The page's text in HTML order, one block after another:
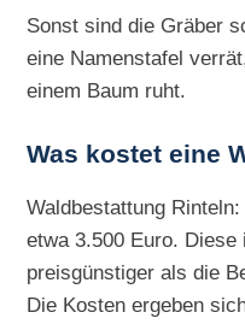
Sonst sind die Gräber
eine Namenstafel
einem Baum ruht.
Was kostet eine
Waldbestattung
etwa 3.500 Euro.
preisgünstiger als die
Die Kosten ergeben